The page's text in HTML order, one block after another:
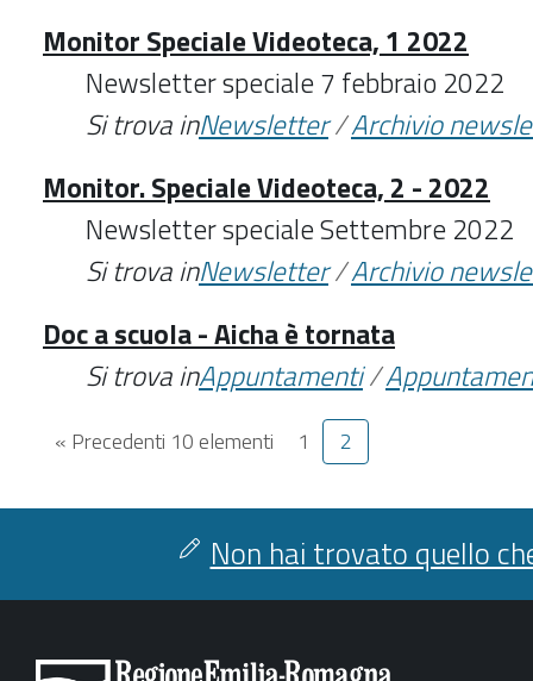
Monitor Speciale Videoteca, 1 2022
Newsletter speciale 7 febbraio 2022
Si trova inNewsletter/Archivio
Monitor. Speciale Videoteca, 2 - 2022
Newsletter speciale Settembre 2022
Si trova inNewsletter/Archivio
Doc a scuola - Aicha è tornata
Si trova inAppuntamenti/
« Precedenti 10 elementi 1 2
Non hai trovato quello